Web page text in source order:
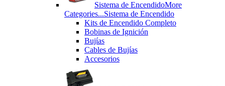
Sistema de EncendidoMore
Categories...Sistema de Encendido
Kits de Encendido Completo
Bobinas de Ignición
Bujías
Cables de Bujías
Accesorios